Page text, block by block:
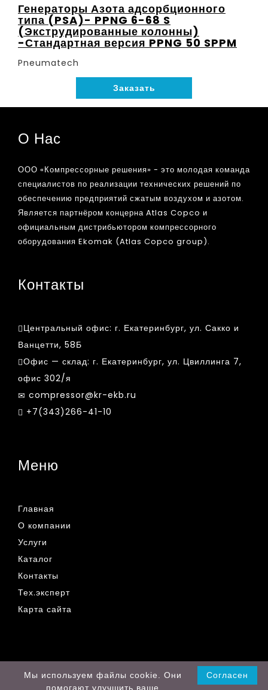
Генераторы Азота адсорбционного
типа (PSA)- PPNG 6-68 S
(Экструдированные колонны)
-Стандартная версия PPNG 50 SPPM
Pneumatech
Заказать
О Нас
ООО «Компрессорные решения» - это молодая команда
специалистов по реализации технических решений по
обеспечению предприятий сжатым воздухом и азотом.
Является партнёром концерна Atlas Copco и
официальным дистрибьютором компрессорного
оборудования Ekomak (Atlas Copco group).
Контакты
Центральный офис: г. Екатеринбург, ул. Сакко и
Ванцетти, 58Б
Офис — склад: г. Екатеринбург, ул. Цвиллинга 7,
офис 302/я
compressor@kr-ekb.ru
+7(343)266-41-10
Меню
Главная
О компании
Услуги
Каталог
Контакты
Тех.эксперт
Карта сайта
Согласен
Мы используем файлы cookie. Они
помогают улучшить ваше